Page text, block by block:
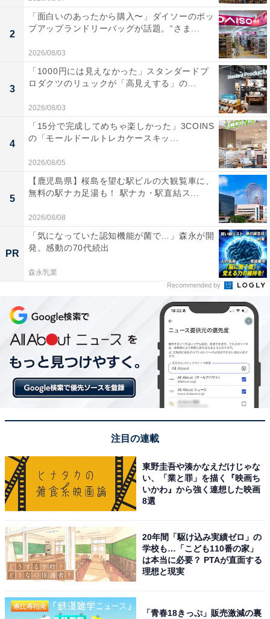
2
「面白いのあったから購入〜」ダイソーのポッ
プアップランドリーバッグが話題。“さま...
2026/08/03
3
「1000円には見えなかった」スタンダードプ
ロダクツのリュックが「高見えする」の...
2026/08/03
4
「15分で完成してめちゃ楽しかった」3COINS
の「モールドールトレカケースキッ...
2026/08/05
5
【鹿児島県】桜島を望む駅ビルの大観覧車に、
無料の駅ナカ足湯も！ 駅ナカ・駅直結ス...
2026/08/08
PR
「気になっていた認知機能が菌で…」森永が開
発。感動の70代続出
森永乳業
Recommended by
注目の連載
東野圭吾や湊かなえだけじゃな
い、「業と罪」を描く『映画ち
いかわ』から強く連想した映画
8選
20年間「駆け込み実績ゼロ」の
学校も…「こども110番の家」
は本当に必要？ PTAが直面する
理想と現実
「青春18きっぷ」販売激減の裏